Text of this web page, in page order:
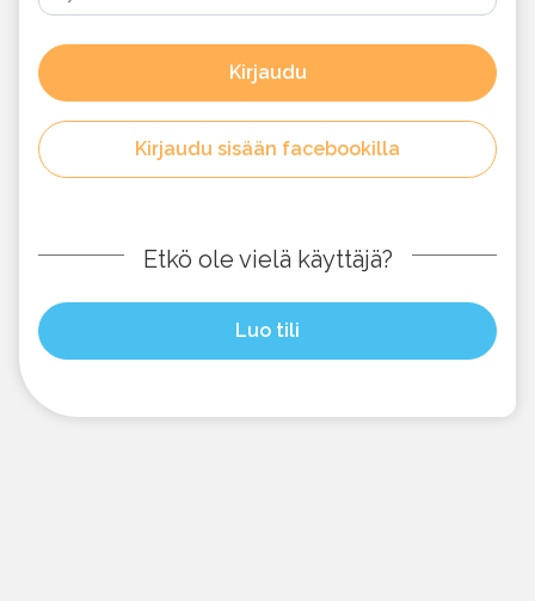
Kirjaudu
Kirjaudu sisään facebookilla
Etkö ole vielä käyttäjä?
Luo tili